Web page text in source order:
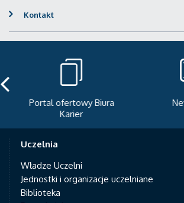
Kontakt
Portal ofertowy Biura
Karier
Uczelnia
Władze Uczelni
Jednostki i organizacje uczelniane
Biblioteka